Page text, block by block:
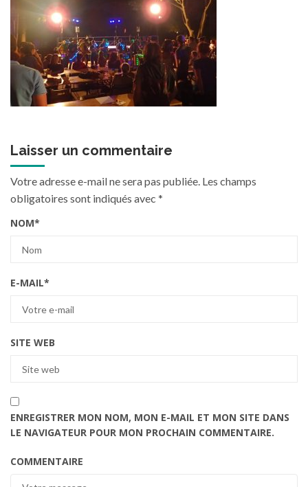
Laisser un commentaire
Votre adresse e-mail ne sera pas publiée. Les champs
obligatoires sont indiqués avec *
NOM*
E-MAIL*
SITE WEB
ENREGISTRER MON NOM, MON E-MAIL ET MON SITE DANS
LE NAVIGATEUR POUR MON PROCHAIN COMMENTAIRE.
COMMENTAIRE